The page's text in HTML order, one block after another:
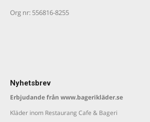
Org nr: 556816-8255
Nyhetsbrev
Erbjudande från www.bagerikläder.se
Kläder inom Restaurang Cafe & Bageri